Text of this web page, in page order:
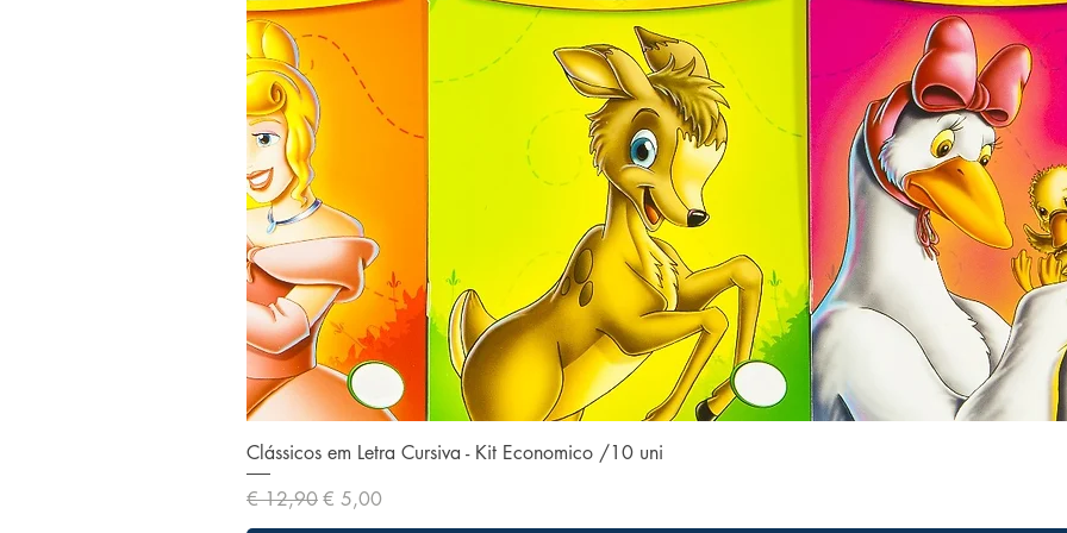
Clássicos em Letra Cursiva - Kit Economico /10 uni
Preço normal
€ 12,90Preço promocional
€ 5,00